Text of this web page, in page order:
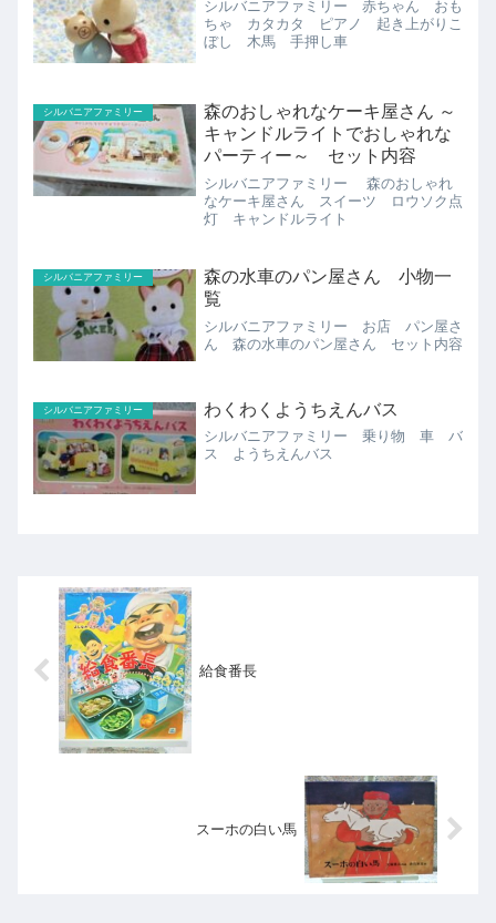
シルバニアファミリー 赤ちゃん おも
ちゃ カタカタ ピアノ 起き上がりこ
ぼし 木馬 手押し車
シルバニアファミリー
森のおしゃれなケーキ屋さん ～
キャンドルライトでおしゃれな
パーティー～ セット内容
シルバニアファミリー 森のおしゃれ
なケーキ屋さん スイーツ ロウソク点
灯 キャンドルライト
シルバニアファミリー
森の水車のパン屋さん 小物一
覧
シルバニアファミリー お店 パン屋さ
ん 森の水車のパン屋さん セット内容
シルバニアファミリー わくわくようちえんバス
シルバニアファミリー 乗り物 車 バ
ス ようちえんバス
給食番長
スーホの白い馬